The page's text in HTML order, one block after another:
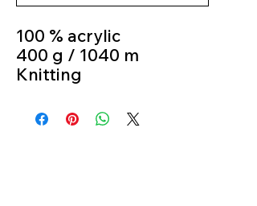
100 % acrylic
400 g / 1040 m
Knitting
colour 137